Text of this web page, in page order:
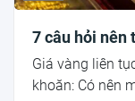
7 câu hỏi nên
Giá vàng liên
khoăn: Có nên